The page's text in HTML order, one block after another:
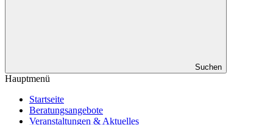
Suchen
Hauptmenü
Startseite
Beratungsangebote
Veranstaltungen & Aktuelles